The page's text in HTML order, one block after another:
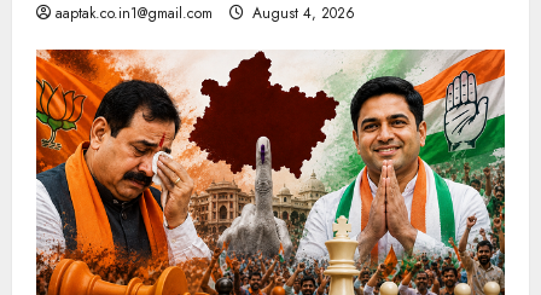
aaptak.co.in1@gmail.com August 4, 2026